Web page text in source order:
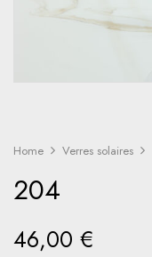
Home Verres solaires
204
46,00 €